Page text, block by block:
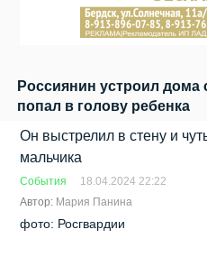
Россиянин устроил дома
попал в голову ребенка
Он выстрелил в стену и
мальчика
События
18.04.2024 22:22
Автор: Мария Панина
фото: Росгвардии